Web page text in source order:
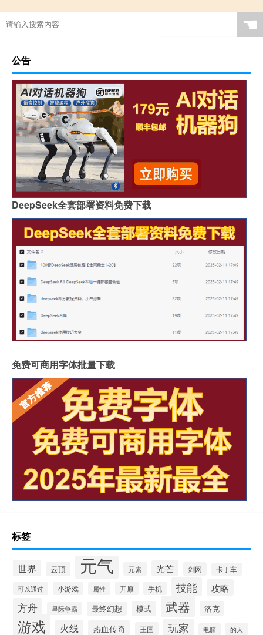
☚
公告
DeepSeek全套部署资料免费下载
免费可商用字体批量下载
标签
世界 云顶 元气 元素 光芒 剑网 卡丁车
可以通过 小游戏 属性 开原 手机 技能 攻略
方舟 星际争霸 最终幻想 模式 武器 洛克
游戏 火线 热血传奇 王国 玩家 电脑 的人